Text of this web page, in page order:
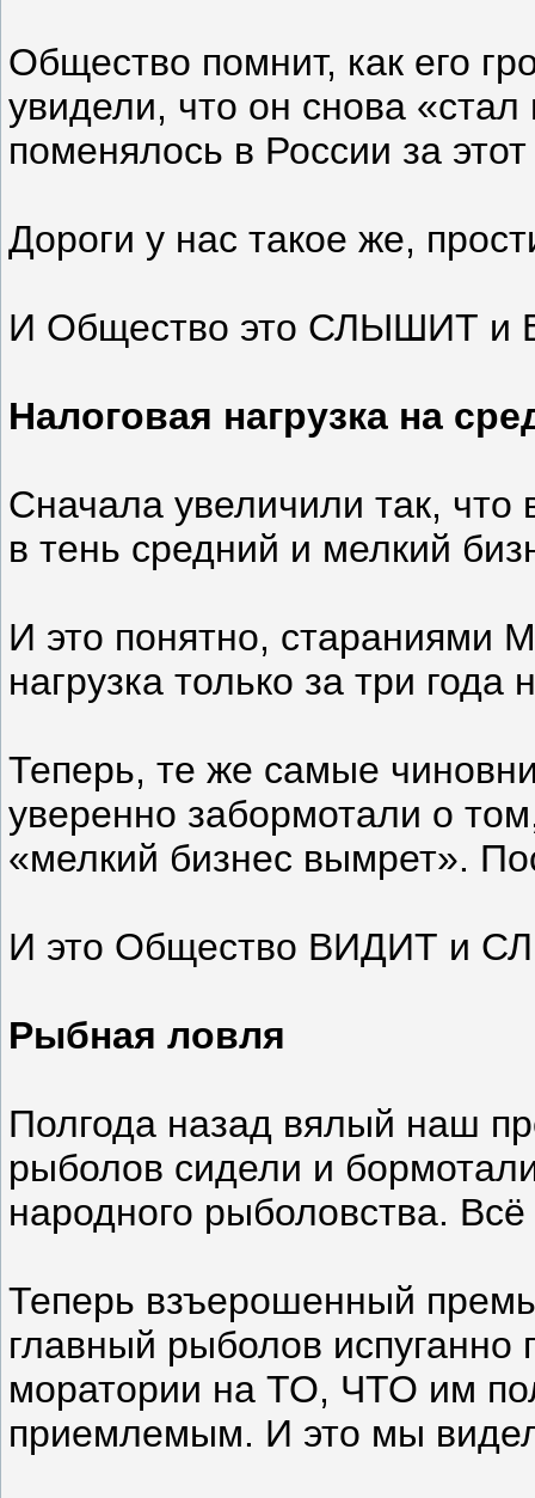
Общество помнит, как его
увидели, что он снова
поменялось в России за
Дороги у нас такое же,
И Общество это СЛЫШИТ и
Налоговая нагрузка на
Сначала увеличили так,
в тень средний и мелкий
И это понятно, стараниями
нагрузка только за три
Теперь, те же самые
уверенно забормотали о
«мелкий бизнес вымрет».
И это Общество ВИДИТ и
Рыбная ловля
Полгода назад вялый наш
рыболов сидели и
народного рыболовства.
Теперь взъерошенный
главный рыболов
моратории на ТО, ЧТО им
приемлемым. И это мы